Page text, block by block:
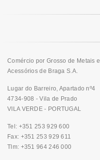
Comércio por Grosso de Metais e
Acessórios de Braga S.A.
Lugar do Barreiro, Apartado nº4
4734-908 - Vila de Prado
VILA VERDE - PORTUGAL
Tel: +351 253 929 600
Fax: +351 253 929 611
Tlm: +351 964 246 000